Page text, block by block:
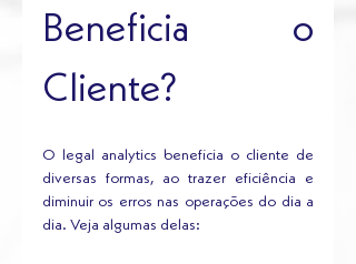
Beneficia o
Cliente?
O legal analytics beneficia o cliente de
diversas formas, ao trazer eficiência e
diminuir os erros nas operações do dia a
dia. Veja algumas delas: